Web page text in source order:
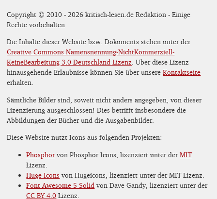
Copyright © 2010 - 2026 kritisch-lesen.de Redaktion - Einige
Rechte vorbehalten
Die Inhalte dieser Website bzw. Dokuments stehen unter der
Creative Commons Namensnennung-NichtKommerziell-
KeineBearbeitung 3.0 Deutschland Lizenz. Über diese Lizenz
hinausgehende Erlaubnisse können Sie über unsereKontaktseite
erhalten.
Sämtliche Bilder sind, soweit nicht anders angegeben, von dieser
Lizenzierung ausgeschlossen! Dies betrifft insbesondere die
Abbildungen der Bücher und die Ausgabenbilder.
Diese Website nutzt Icons aus folgenden Projekten:
Phosphorvon Phosphor Icons, lizenziert unter derMIT
Lizenz.
Huge Icons von Hugeicons, lizenziert unter der MIT Lizenz.
Font Awesome 5 Solid von Dave Gandy, lizenziert unter der
CC BY 4.0 Lizenz.